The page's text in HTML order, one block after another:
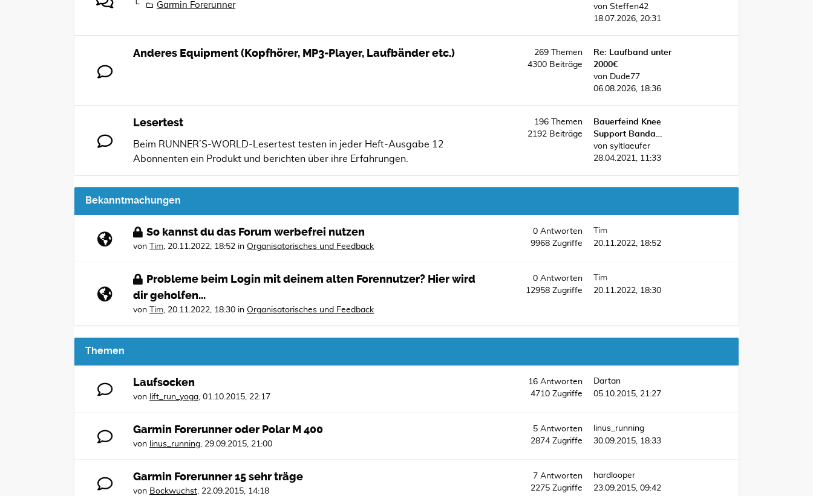
Garmin Forerunner
vonSteffen42
18.07.2026, 20:31
Anderes Equipment (Kopfhörer, MP3-Player, Laufbänder etc.) 269
Themen
4300 Beiträge
Re: Laufband unter
2000€
von Dude77
06.08.2026, 18:36
Lesertest
Beim RUNNER’S-WORLD-Lesertest testen in jeder Heft-Ausgabe 12
Abonnenten ein Produkt und berichten über ihre Erfahrungen.
196
Themen
2192 Beiträge
Bauerfeind Knee
Support Banda…
vonsyltlaeufer
28.04.2021, 11:33
Bekanntmachungen
So kannst du das Forum werbefrei nutzen
von Tim, 20.11.2022, 18:52 in Organisatorisches und Feedback
0Antworten
9968Zugriffe
Tim
20.11.2022, 18:52
Probleme beim Login mit deinem alten Forennutzer? Hier wird
dir geholfen...
von Tim, 20.11.2022, 18:30 in Organisatorisches und Feedback
0Antworten
12958Zugriffe
Tim
20.11.2022, 18:30
Themen
Laufsocken
von lift_run_yoga, 01.10.2015, 22:17
16Antworten
4710Zugriffe
Dartan
05.10.2015, 21:27
Garmin Forerunner oder Polar M 400
von linus_running, 29.09.2015, 21:00
5Antworten
2874Zugriffe
linus_running
30.09.2015, 18:33
Garmin Forerunner 15 sehr träge
von Bockwuchst, 22.09.2015, 14:18
7Antworten
2275Zugriffe
hardlooper
23.09.2015, 09:42